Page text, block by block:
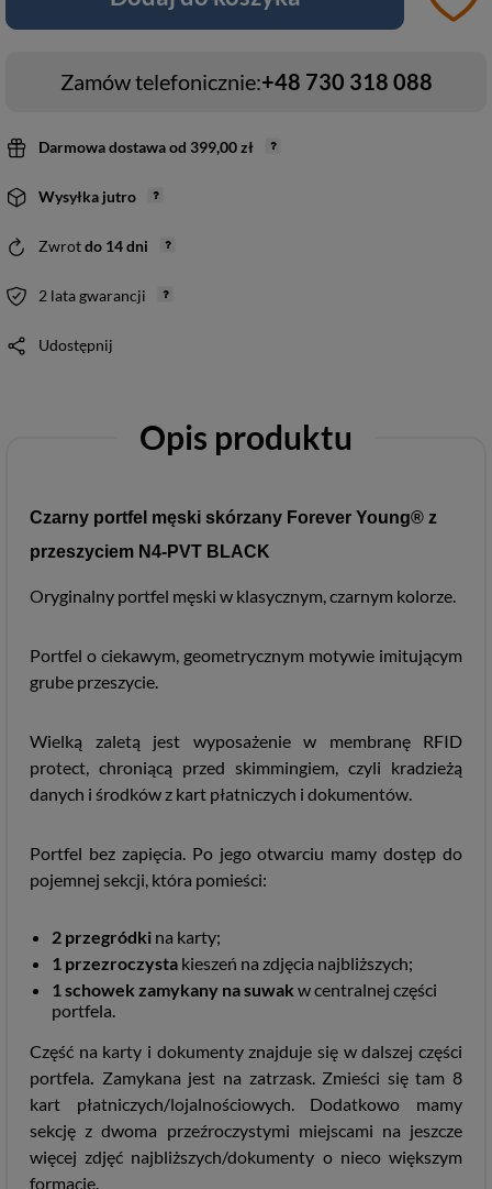
Zamów telefonicznie:+48 730 318 088
Darmowa dostawaod 399,00 zł
Wysyłka jutro
Zwrotdo 14dni
2 lata gwarancji
Udostępnij
Opis produktu
Czarny portfel męski skórzany Forever Young® z
przeszyciem N4-PVT BLACK
Oryginalny portfel męski w klasycznym, czarnym kolorze.
Portfel o ciekawym, geometrycznym motywie imitującym
grube przeszycie.
Wielką zaletą jest wyposażenie w membranę RFID
protect, chroniącą przed skimmingiem, czyli kradzieżą
danych i środków z kart płatniczych i dokumentów.
Portfel bez zapięcia. Po jego otwarciu mamy dostęp do
pojemnej sekcji, która pomieści:
2 przegródki na karty;
1 przezroczysta kieszeń na zdjęcia najbliższych;
1 schowek zamykany na suwak w centralnej części
portfela.
Część na karty i dokumenty znajduje się w dalszej części
portfela
Zamykana jest na zatrzask. Zmieści się tam 8
kart płatniczych/lojalnościowych. Dodatkowo mamy
sekcję z dwoma przeźroczystymi miejscami na jeszcze
więcej zdjęć najbliższych/dokumenty o nieco większym
formacie.